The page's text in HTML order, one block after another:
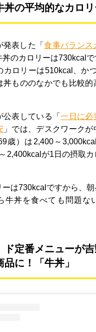
丼の平均的なカロ
発表した「食事バランス
丼のカロリーは730kcal
カロリーは510kcal、か
丼もののなかでも比較的
公表している「一日に必
」では、デスクワークが
歳）は2,400～
2,400kcalが1日の摂取
ーは730kcalですから、
牛丼を食べても問題な
ド定番メニューが
に！「牛丼」